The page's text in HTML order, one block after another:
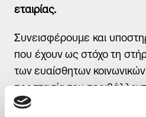
εταιρίας.
Συνεισφέρουμε και
που έχουν ως στόχο τη
των ευαίσθητων
προστασία του
ανάπτυξη, συμβάλλοντας